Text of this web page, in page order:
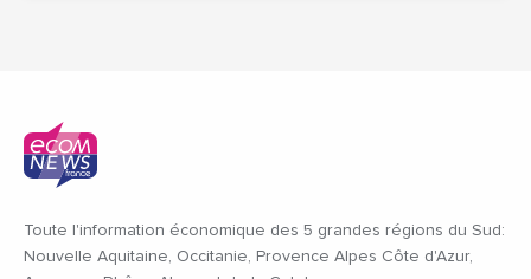
Toute l'information économique des 5 grandes régions du Sud:
Nouvelle Aquitaine, Occitanie, Provence Alpes Côte d'Azur,